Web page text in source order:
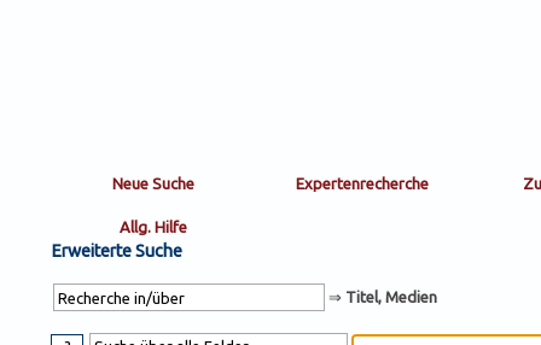
Erweiterte Suche
⇒ Titel, Medien